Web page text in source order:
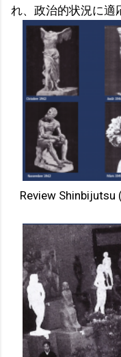
れ、政治的状況に適
Review Shinbijutsu